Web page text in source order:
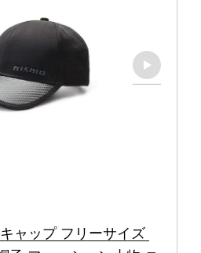
ャップ フリーサイズ